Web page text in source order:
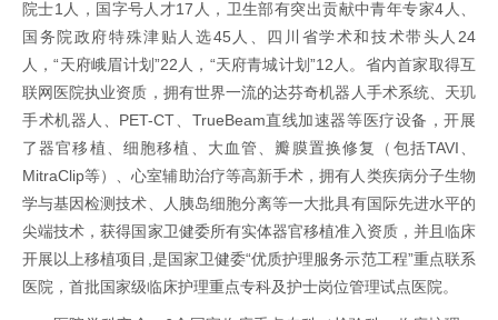
院士1人，国字号人才17人，卫生部有突出贡献中青年专家4人、
国务院政府特殊津贴人选45人、四川省学术和技术带头人24
人，“天府峨眉计划”22人，“天府青城计划”12人。省内首家取得互
联网医院执业资质，拥有世界一流的达芬奇机器人手术系统、天玑
手术机器人、PET-CT、TrueBeam直线加速器等医疗设备，开展
了器官移植、细胞移植、大血管、瓣膜置换修复（包括TAVI、
MitraClip等）、心室辅助治疗等高新手术，拥有人类疾病分子生物
学与基因检测技术、人胰岛细胞分离等一大批具有国际先进水平的
尖端技术，获得国家卫健委所有实体器官移植准入资质，并且临床
开展以上移植项目,是国家卫健委“优质护理服务示范工程”重点联系
医院，首批国家级临床护理重点专科及护士岗位管理试点医院。